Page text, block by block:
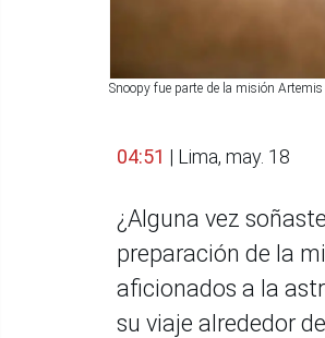
Snoopy fue parte de la misión
04:51 | Lima, may. 18
¿Alguna vez
preparación de la
aficionados a la
su viaje alrededor